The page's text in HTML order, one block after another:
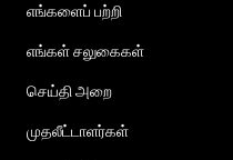
எங்களைப் பற்றி
எங்கள் சலுகைகள்
செய்தி அறை
முதலீட்டாளர்கள்